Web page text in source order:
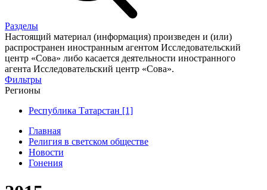
Разделы
Настоящий материал (информация) произведен и (или)
распространен иностранным агентом Исследовательский
центр «Сова» либо касается деятельности иностранного
агента Исследовательский центр «Сова».
Фильтры
Регионы
Республика Татарстан [1]
Главная
Религия в светском обществе
Новости
Гонения